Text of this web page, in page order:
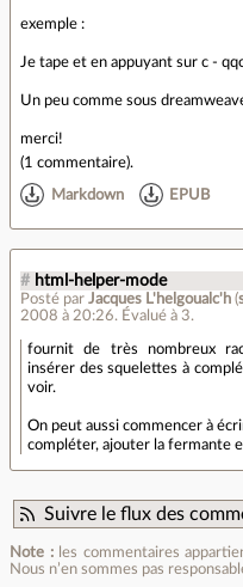
exemple :
Je tape et en appuyant sur c -
Un peu comme sous
merci!
(1 commentaire).
Markdown EPUB
# html-helper-mode
Posté par Jacques L'helgoualc'h (
2008 à 20:26. Évalué à 3.
fournit de très nombreux
insérer des squelettes à
voir.
On peut aussi commencer à
compléter, ajouter la fermante
Suivre le flux des
Note :les commentaires
Nous n’en sommes pas